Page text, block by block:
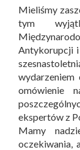
Mieliśmy
tym
Antykorupcji
omówienie
ekspertów z
Mamy
oczekiwania,